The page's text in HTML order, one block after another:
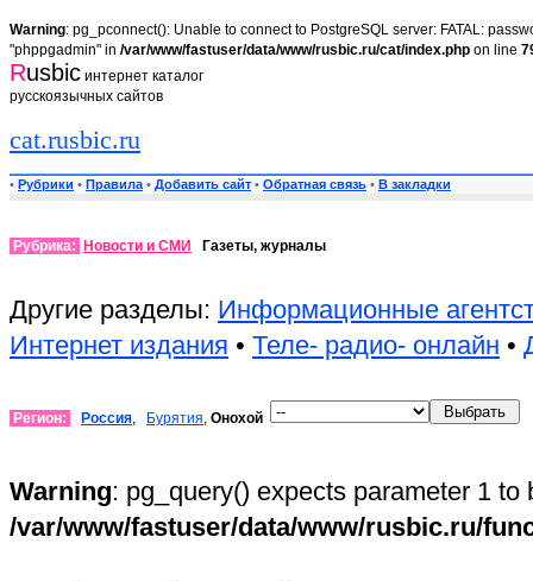
Warning: pg_pconnect(): Unable to connect to PostgreSQL server: FATAL:
"phppgadmin" in /var/www/fastuser/data/www/rusbic.ru/cat/index.php on line
Rusbic интернет каталог
русскоязычных сайтов
cat.rusbic.ru
• Рубрики • Правила • Добавить сайт • Обратная связь • В закладки
Рубрика: Новости и СМИ Газеты, журналы
Другие разделы: Информационные
Интернет издания • Теле- радио- онлайн •
Регион: Россия, Бурятия, Онохой
Warning: pg_query() expects parameter 1
/var/www/fastuser/data/www/rusbic.ru/